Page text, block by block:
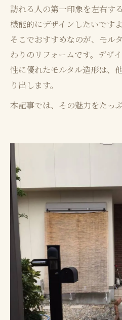
訪れる人の第一印象を左右す
機能的にデザインしたいです
そこでおすすめなのが、モル
わりのリフォームです。デザ
性に優れたモルタル造形は、
り出します。
本記事では、その魅力をたっ